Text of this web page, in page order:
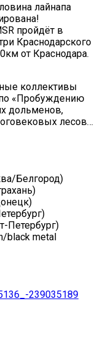
лайнапа
пройдёт в
Краснодарского
от Краснодара.
коллективы
«Пробуждению
дольменов,
лесов…
Белгород)
Петербург)
black metal
239035189